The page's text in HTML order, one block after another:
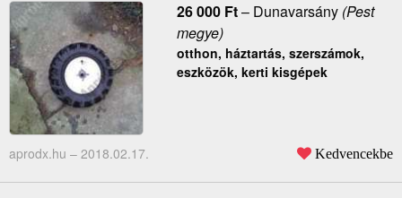
26 000 Ft– Dunavarsány(Pest
megye)
otthon, háztartás, szerszámok,
eszközök, kerti kisgépek
aprodx.hu – 2018.02.17. Kedvencekbe